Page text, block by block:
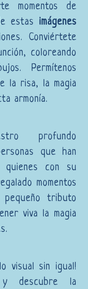
momentos de
estas imágenes
Conviértete
coloreando
Permítenos
la risa, la magia
armonía.
profundo
que han
quienes con su
momentos
pequeño tributo
viva la magia
visual sin igual!
y descubre la